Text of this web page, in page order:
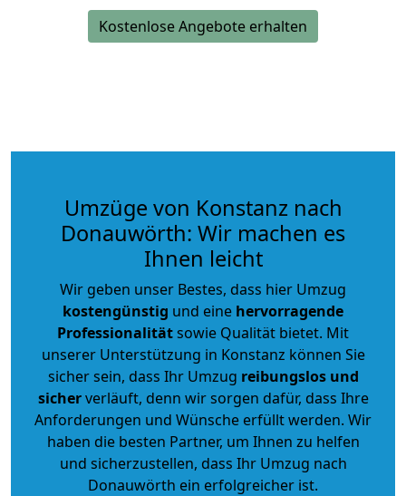
Kostenlose Angebote erhalten
Umzüge von Konstanz nach
Donauwörth: Wir machen es
Ihnen leicht
Wir geben unser Bestes, dass hier Umzug
kostengünstig und eine hervorragende
Professionalitätsowie Qualität bietet. Mit
unserer Unterstützung in Konstanz können Sie
sicher sein, dass Ihr Umzug reibungslos und
sicherverläuft, denn wir sorgen dafür, dass Ihre
Anforderungen und Wünsche erfüllt werden. Wir
haben die besten Partner, um Ihnen zu helfen
und sicherzustellen, dass Ihr Umzug nach
Donauwörth ein erfolgreicher ist.